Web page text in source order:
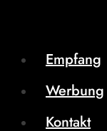
Empfang
Werbung
Kontakt